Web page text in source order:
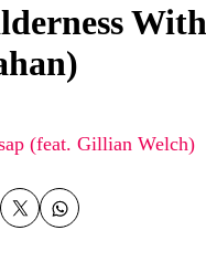
(feat. Gillian Welch)